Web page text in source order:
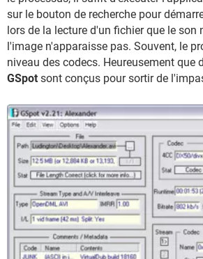
sur le bouton de recherche pour
lors de la lecture d'un fichier que le son
l'image n'apparaisse pas. Souvent, le
niveau des codecs. Heureusement que
GSpot sont conçus pour sortir de